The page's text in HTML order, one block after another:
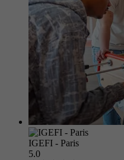
IGEFI - Paris
5.0